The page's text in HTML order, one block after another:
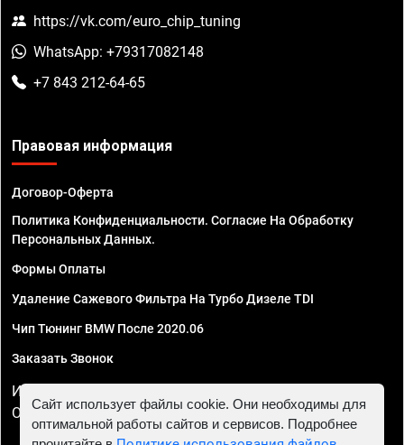
https://vk.com/euro_chip_tuning
WhatsApp: +79317082148
+7 843 212-64-65
Правовая информация
Договор-Оферта
Политика Конфиденциальности. Согласие На Обработку
Персональных Данных.
Формы Оплаты
Удаление Сажевого Фильтра На Турбо Дизеле TDI
Чип Тюнинг BMW После 2020.06
Заказать Звонок
ИП Смирнов Георгий Павлович. ИНН 781302555843,
ОГРНИП 324470400032610
Сайт использует файлы cookie. Они необходимы для
оптимальной работы сайтов и сервисов. Подробнее